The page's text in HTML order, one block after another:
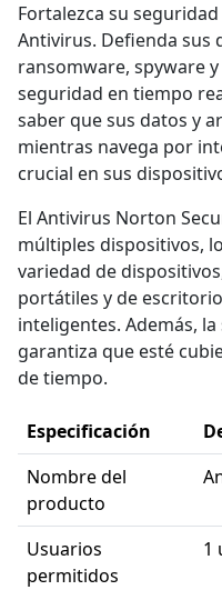
Fortalezca su
Antivirus. Defienda sus
ransomware, spyware
seguridad en tiempo
saber que sus datos y
mientras navega por
crucial en sus
El Antivirus Norton
múltiples dispositivos,
variedad de
portátiles y de
inteligentes. Además,
garantiza que esté
de tiempo.
Especificación
Nombre del
producto
Usuarios
permitidos
1